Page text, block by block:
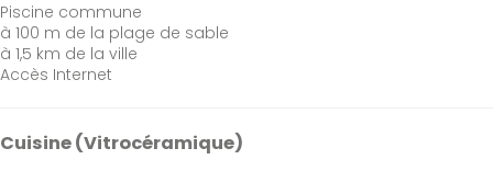
Piscine commune
à 100 m de la plage de sable
à 1,5 km de la ville
Accès Internet
Cuisine (Vitrocéramique)